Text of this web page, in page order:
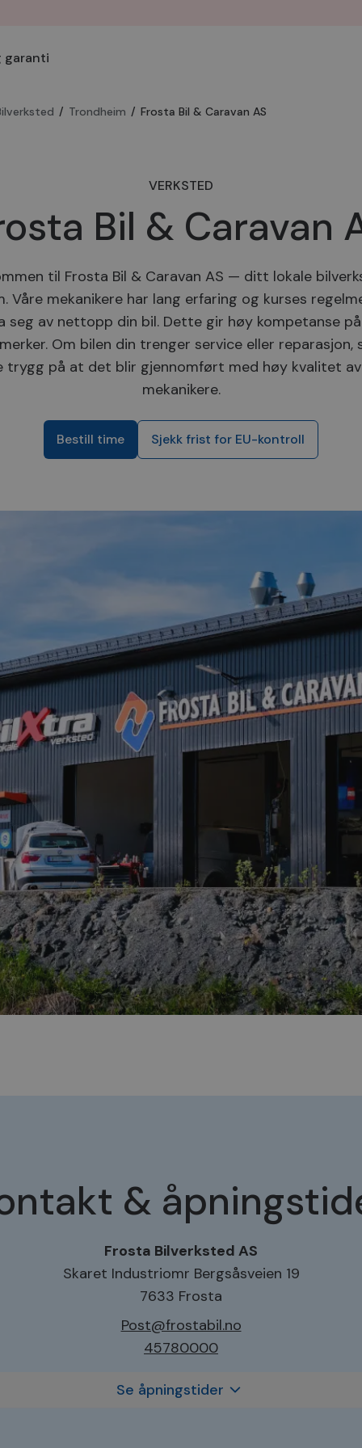
garanti
/ Trondheim / Frosta Bil & Caravan AS
VERKSTED
Bil & Caravan
til Frosta Bil & Caravan AS — ditt lokale
Våre mekanikere har lang erfaring og kurses
seg av nettopp din bil. Dette gir høy kompetanse
Om bilen din trenger service eller reparasjon,
på at det blir gjennomført med høy kvalitet
mekanikere.
Bestill time Sjekk frist for EU-kontroll
&
Frosta Bilverksted AS
Skaret Industriomr Bergsåsveien 19
7633 Frosta
Post@frostabil.no
45780000
Se åpningstider